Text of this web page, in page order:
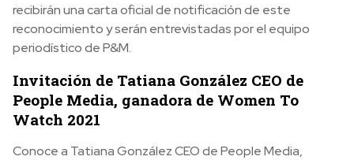
recibirán una carta oficial de notificación de este
reconocimiento y serán entrevistadas por el equipo
periodístico de P&M.
Invitación de Tatiana González CEO de
People Media, ganadora de Women To
Watch 2021
Conoce a Tatiana González CEO de People Media,